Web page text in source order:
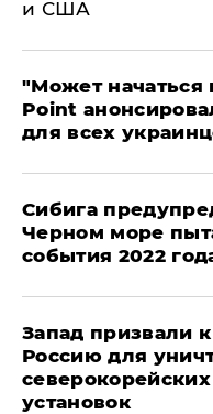
и США
"Может начаться
Point
для всех
Сибига
Черном море
события 2022
Запад призвали
Россию для
установок